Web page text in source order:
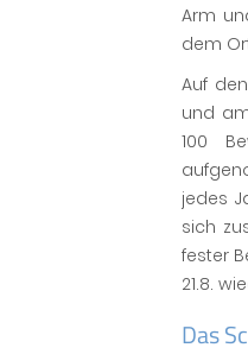
Arm
dem
Auf
und
100
jedes
sich
fester
21.8.
Das